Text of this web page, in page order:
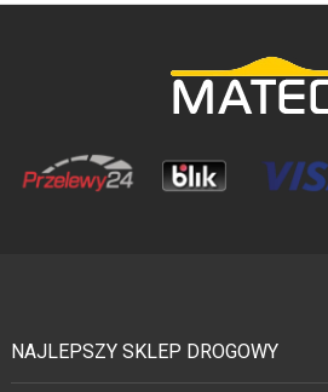
NAJLEPSZY SKLEP DROGOWY